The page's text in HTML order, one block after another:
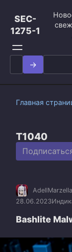
контенту
SEC-
1275-1
Search
for:
Главная
T1040
AdellMarzella
28.06.2023
Bashlite